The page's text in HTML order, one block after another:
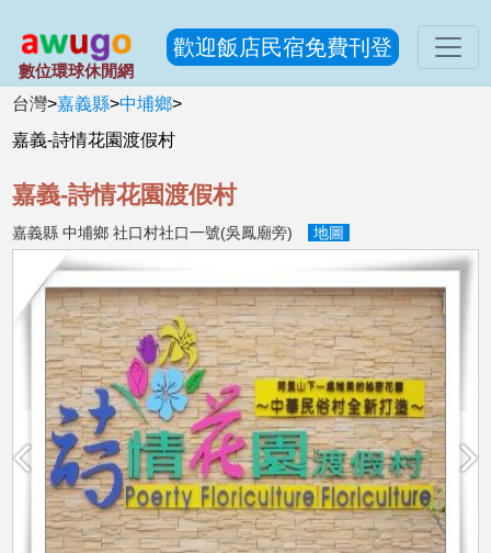
數位環球休閒網
歡迎飯店民宿免費刊登
台灣>嘉義縣>中埔鄉>
嘉義-詩情花園渡假村
嘉義-詩情花園渡假村
嘉義縣 中埔鄉 社口村社口一號(吳鳳廟旁) 地圖